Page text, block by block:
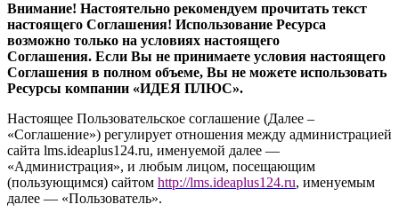
Внимание! Настоятельно рекомендуем прочитать текст
настоящего Соглашения! Использование Ресурса
возможно только на условиях настоящего
Соглашения. Если Вы не принимаете условия настоящего
Соглашения в полном объеме, Вы не можете использовать
Ресурсы компании «ИДЕЯ ПЛЮС».
Настоящее Пользовательское соглашение (Далее –
«Соглашение») регулирует отношения между администрацией
сайта lms.ideaplus124.ru, именуемой далее —
«Администрация», и любым лицом, посещающим
(пользующимся) сайтом http://lms.ideaplus124.ru, именуемым
далее — «Пользователь».